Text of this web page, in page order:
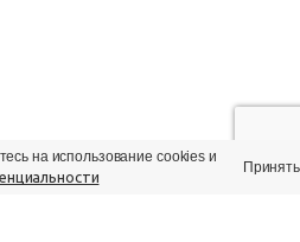
на использование cookies и
Принять